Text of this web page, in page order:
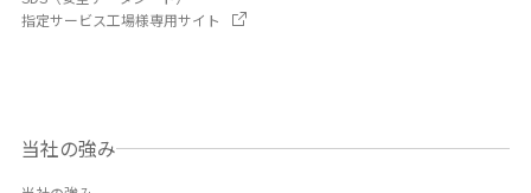
指定サービス工場様専用サイト
当社の強み